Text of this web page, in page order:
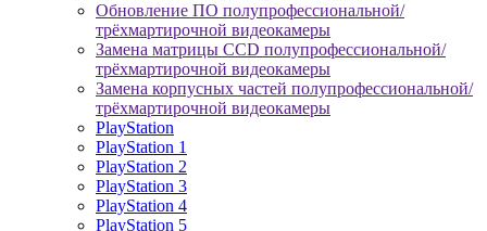
Обновление ПО полупрофессиональной/
трёхмартирочной видеокамеры
Замена матрицы CCD полупрофессиональной/
трёхмартирочной видеокамеры
Замена корпусных частей полупрофессиональной/
трёхмартирочной видеокамеры
PlayStation
PlayStation 1
PlayStation 2
PlayStation 3
PlayStation 4
PlayStation 5